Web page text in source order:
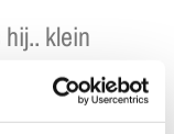
klein